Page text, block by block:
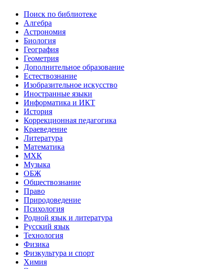
Поиск по библиотеке
Алгебра
Астрономия
Биология
География
Геометрия
Дополнительное образование
Естествознание
Изобразительное искусство
Иностранные языки
Информатика и ИКТ
История
Коррекционная педагогика
Краеведение
Литература
Математика
МХК
Музыка
ОБЖ
Обществознание
Право
Природоведение
Психология
Родной язык и литература
Русский язык
Технология
Физика
Физкультура и спорт
Химия